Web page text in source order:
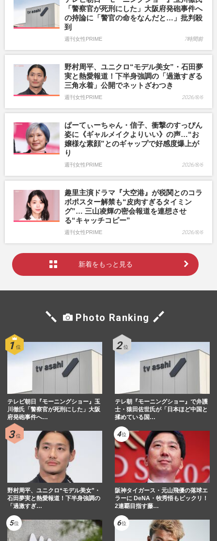
「警察官が死刑にした」大阪府発砲事件へ
の持論に「警官の命をなんだと…」批判殺
到
週刊女性PRIME 7時間前
野村周平、ユニクロ“モデル美女”・石田夢
実と熱愛報道！下半身強調の「過激すぎる
三角水着」公開でネットざわつき
週刊女性PRIME 2026/8/6
ぱーてぃーちゃん・信子、衝撃のすっぴん
姿に《ギャルメイクよりいい》の声…“お
嬢様な素顔”とのギャップで好感度爆上が
り
週刊女性PRIME 2026/8/6
趣里主演ドラマ『大空港』が税関とのコラ
ボポスター解禁も“皮肉すぎるタイミン
グ”… 三山凌輝の密会報道を連想させ
る“キャッチコピー”
週刊女性PRIME 2026/8/6
新着をもっと見る
Photo Ranking
テレビ朝日『モーニングショー』玉
川徹氏「警察官が死刑にした」大阪
府発砲事件へ…
テレ朝『モーニングショー』で弁護
士・猿田佐世氏が「日本ほど中国と
揉めている国…
野村周平、ユニクロ“モデル美女”・
石田夢実と熱愛報道！下半身強調の
「過激すぎ…
阪神タイガース・元山飛優の落球エ
ラーに DeNA・牧秀悟もビックリ！
2連覇目指す藤…